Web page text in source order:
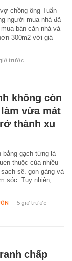
chồng ông Tuấn
người mua nhà đã
bán căn nhà và
300m2 với giá
trước
không còn
vừa mát
thành xu
bằng gạch từng là
thuộc của nhiều
sẽ, gọn gàng và
sóc. Tuy nhiên,
- 5 giờ trước
chấp